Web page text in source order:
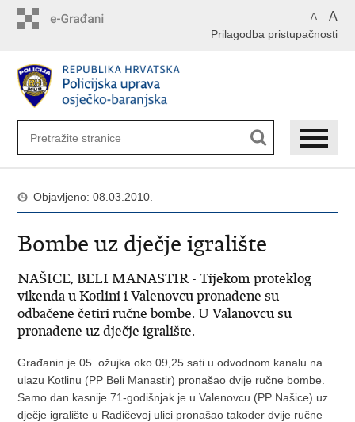
A A
Prilagodba pristupačnosti
Objavljeno: 08.03.2010.
Bombe uz dječje igralište
NAŠICE, BELI MANASTIR - Tijekom proteklog
vikenda u Kotlini i Valenovcu pronađene su
odbačene četiri ručne bombe. U Valanovcu su
pronađene uz dječje igralište.
Građanin je 05. ožujka oko 09,25 sati u odvodnom kanalu na
ulazu Kotlinu (PP Beli Manastir) pronašao dvije ručne bombe.
Samo dan kasnije 71-godišnjak je u Valenovcu (PP Našice) uz
dječje igralište u Radičevoj ulici pronašao također dvije ručne